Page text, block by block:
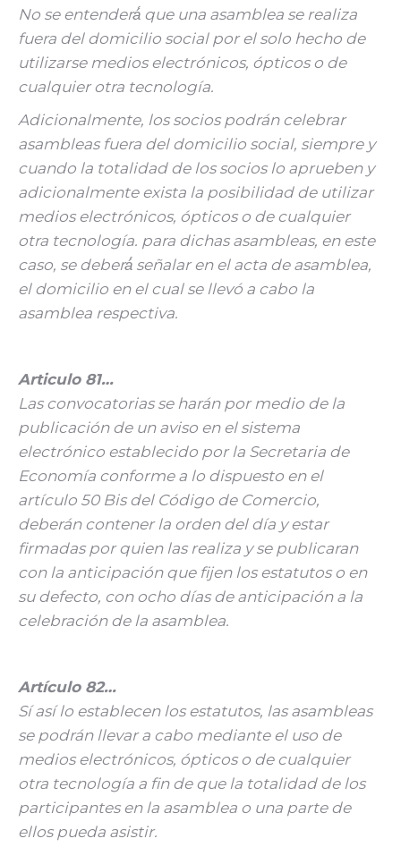
No se entenderá́ que una asamblea se realiza
fuera del domicilio social por el solo hecho de
utilizarse medios electrónicos, ópticos o de
cualquier otra tecnología.
Adicionalmente, los socios podrán celebrar
asambleas fuera del domicilio social, siempre y
cuando la totalidad de los socios lo aprueben y
adicionalmente exista la posibilidad de utilizar
medios electrónicos, ópticos o de cualquier
otra tecnología. para dichas asambleas, en este
caso, se deberá́ señalar en el acta de asamblea,
el domicilio en el cual se llevó a cabo la
asamblea respectiva.
Articulo 81…
Las convocatorias se harán por medio de la
publicación de un aviso en el sistema
electrónico establecido por la Secretaria de
Economía conforme a lo dispuesto en el
artículo 50 Bis del Código de Comercio,
deberán contener la orden del día y estar
firmadas por quien las realiza y se publicaran
con la anticipación que fijen los estatutos o en
su defecto, con ocho días de anticipación a la
celebración de la asamblea.
Artículo 82…
Sí así lo establecen los estatutos, las asambleas
se podrán llevar a cabo mediante el uso de
medios electrónicos, ópticos o de cualquier
otra tecnología a fin de que la totalidad de los
participantes en la asamblea o una parte de
ellos pueda asistir.